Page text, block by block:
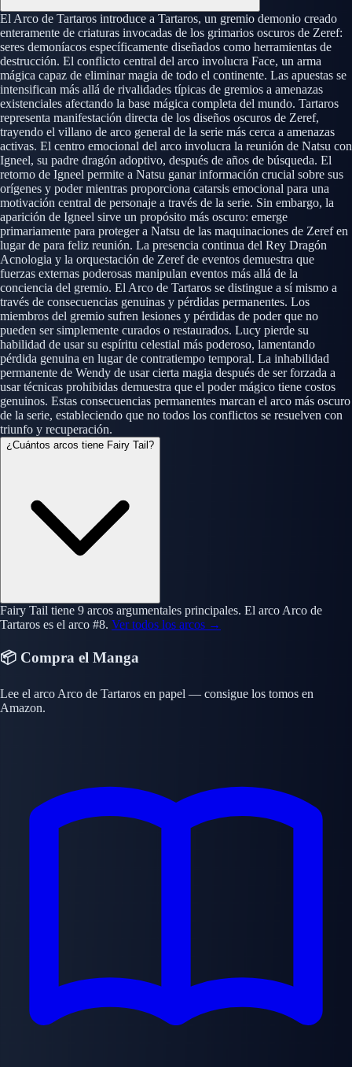
El Arco de Tartaros introduce a Tartaros, un gremio demonio creado
enteramente de criaturas invocadas de los grimarios oscuros de Zeref:
seres demoníacos específicamente diseñados como herramientas de
destrucción. El conflicto central del arco involucra Face, un arma
mágica capaz de eliminar magia de todo el continente. Las apuestas se
intensifican más allá de rivalidades típicas de gremios a amenazas
existenciales afectando la base mágica completa del mundo. Tartaros
representa manifestación directa de los diseños oscuros de Zeref,
trayendo el villano de arco general de la serie más cerca a amenazas
activas. El centro emocional del arco involucra la reunión de Natsu con
Igneel, su padre dragón adoptivo, después de años de búsqueda. El
retorno de Igneel permite a Natsu ganar información crucial sobre sus
orígenes y poder mientras proporciona catarsis emocional para una
motivación central de personaje a través de la serie. Sin embargo, la
aparición de Igneel sirve un propósito más oscuro: emerge
primariamente para proteger a Natsu de las maquinaciones de Zeref en
lugar de para feliz reunión. La presencia continua del Rey Dragón
Acnologia y la orquestación de Zeref de eventos demuestra que
fuerzas externas poderosas manipulan eventos más allá de la
conciencia del gremio. El Arco de Tartaros se distingue a sí mismo a
través de consecuencias genuinas y pérdidas permanentes. Los
miembros del gremio sufren lesiones y pérdidas de poder que no
pueden ser simplemente curados o restaurados. Lucy pierde su
habilidad de usar su espíritu celestial más poderoso, lamentando
pérdida genuina en lugar de contratiempo temporal. La inhabilidad
permanente de Wendy de usar cierta magia después de ser forzada a
usar técnicas prohibidas demuestra que el poder mágico tiene costos
genuinos. Estas consecuencias permanentes marcan el arco más oscuro
de la serie, estableciendo que no todos los conflictos se resuelven con
triunfo y recuperación.
¿Cuántos arcos tiene Fairy Tail?
Fairy Tail tiene 9 arcos argumentales principales. El arco Arco de
Tartaros es el arco #8. Ver todos los arcos →
📦 Compra el Manga
Lee el arco Arco de Tartaros en papel — consigue los tomos en
Amazon.